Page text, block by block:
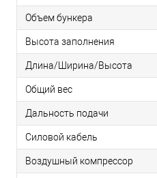
Объем бункера
Высота заполнения
Длина/Ширина/Высота
Общий вес
Дальность подачи
Силовой кабель
Воздушный компрессор